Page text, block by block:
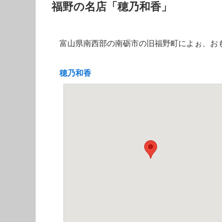
福野の名店「穂乃和香」
富山県南西部の南砺市の旧福野町によぉ、お
穂乃和香